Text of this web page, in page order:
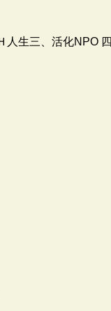
生三、活化NPO